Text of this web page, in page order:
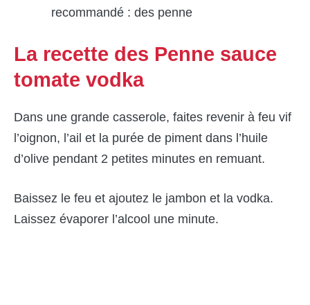
recommandé : des penne
La recette des Penne sauce
tomate vodka
Dans une grande casserole, faites revenir à feu vif
l’oignon, l’ail et la purée de piment dans l’huile
d’olive pendant 2 petites minutes en remuant.
Baissez le feu et ajoutez le jambon et la vodka.
Laissez évaporer l’alcool une minute.